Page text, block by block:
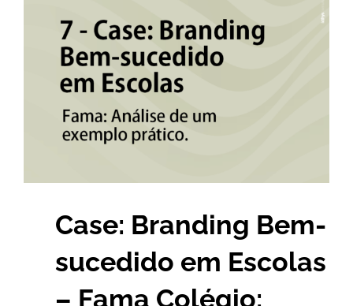
Case: Branding Bem-
sucedido em Escolas
– Fama Colégio: